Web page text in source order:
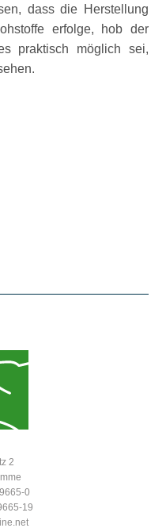
dass die Herstellung
erfolge, hob der
praktisch möglich sei,
2
0
19